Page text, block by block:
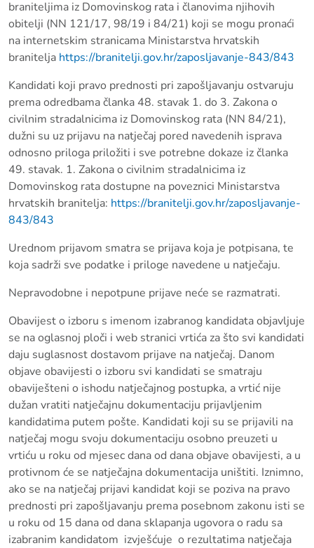
braniteljima iz Domovinskog rata i članovima njihovih
obitelji (NN 121/17, 98/19 i 84/21) koji se mogu pronaći
na internetskim stranicama Ministarstva hrvatskih
branitelja https://branitelji.gov.hr/zaposljavanje-843/843
Kandidati koji pravo prednosti pri zapošljavanju ostvaruju
prema odredbama članka 48. stavak 1. do 3. Zakona o
civilnim stradalnicima iz Domovinskog rata (NN 84/21),
dužni su uz prijavu na natječaj pored navedenih isprava
odnosno priloga priložiti i sve potrebne dokaze iz članka
49. stavak. 1. Zakona o civilnim stradalnicima iz
Domovinskog rata dostupne na poveznici Ministarstva
hrvatskih branitelja: https://branitelji.gov.hr/zaposljavanje-
843/843
Urednom prijavom smatra se prijava koja je potpisana, te
koja sadrži sve podatke i priloge navedene u natječaju.
Nepravodobne i nepotpune prijave neće se razmatrati.
Obavijest o izboru s imenom izabranog kandidata objavljuje
se na oglasnoj ploči i web stranici vrtića za što svi kandidati
daju suglasnost dostavom prijave na natječaj. Danom
objave obavijesti o izboru svi kandidati se smatraju
obaviješteni o ishodu natječajnog postupka, a vrtić nije
dužan vratiti natječajnu dokumentaciju prijavljenim
kandidatima putem pošte. Kandidati koji su se prijavili na
natječaj mogu svoju dokumentaciju osobno preuzeti u
vrtiću u roku od mjesec dana od dana objave obavijesti, a u
protivnom će se natječajna dokumentacija uništiti. Iznimno,
ako se na natječaj prijavi kandidat koji se poziva na pravo
prednosti pri zapošljavanju prema posebnom zakonu isti se
u roku od 15 dana od dana sklapanja ugovora o radu sa
izabranim kandidatom izvješćuje o rezultatima natječaja